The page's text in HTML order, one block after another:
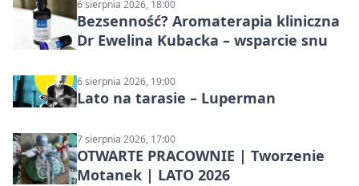
6 sierpnia 2026, 18:00
Bezsenność? Aromaterapia kliniczna
Dr Ewelina Kubacka – wsparcie snu
6 sierpnia 2026, 19:00
Lato na tarasie – Luperman
7 sierpnia 2026, 17:00
OTWARTE PRACOWNIE | Tworzenie
Motanek | LATO 2026